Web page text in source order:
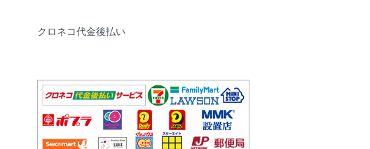
クロネコ代金後払い